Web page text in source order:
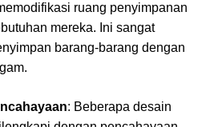
ruang penyimpanan
mereka. Ini sangat
barang-barang dengan
: Beberapa desain